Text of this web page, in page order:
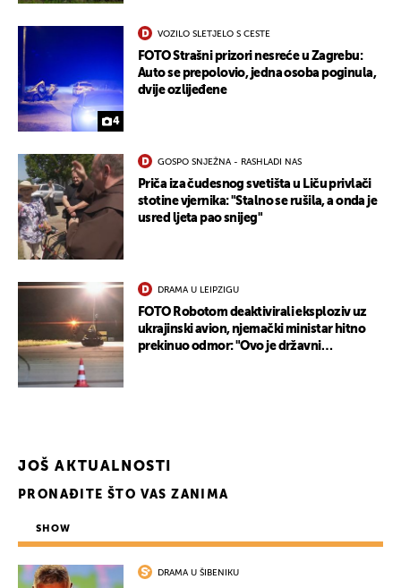
4
VOZILO SLETJELO S CESTE
FOTO Strašni prizori nesreće u Zagrebu:
Auto se prepolovio, jedna osoba poginula,
dvije ozlijeđene
GOSPO SNJEŽNA - RASHLADI NAS
Priča iza čudesnog svetišta u Liču privlači
stotine vjernika: "Stalno se rušila, a onda je
usred ljeta pao snijeg"
DRAMA U LEIPZIGU
FOTO Robotom deaktivirali eksploziv uz
ukrajinski avion, njemački ministar hitno
prekinuo odmor: "Ovo je državni
JOŠ AKTUALNOSTI
PRONAĐITE ŠTO VAS ZANIMA
SHOW
DRAMA U ŠIBENIKU